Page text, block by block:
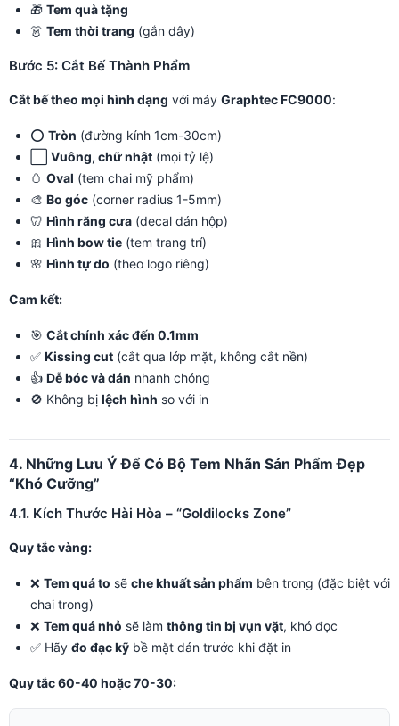
🎁 Tem quà tặng
👗 Tem thời trang (gắn dây)
Bước 5: Cắt Bế Thành Phẩm
Cắt bế theo mọi hình dạng với máy Graphtec FC9000:
⭕ Tròn (đường kính 1cm-30cm)
Vuông, chữ nhật (mọi tỷ lệ)
🥚 Oval (tem chai mỹ phẩm)
🎨 Bo góc (corner radius 1-5mm)
🦷 Hình răng cưa (decal dán hộp)
🎀 Hình bow tie (tem trang trí)
🌸 Hình tự do (theo logo riêng)
Cam kết:
🎯 Cắt chính xác đến 0.1mm
✅ Kissing cut (cắt qua lớp mặt, không cắt nền)
👍 Dễ bóc và dán nhanh chóng
🚫 Không bị lệch hình so với in
4. Những Lưu Ý Để Có Bộ Tem Nhãn Sản Phẩm Đẹp
“Khó Cưỡng”
4.1. Kích Thước Hài Hòa – “Goldilocks Zone”
Quy tắc vàng:
❌ Tem quá to sẽ che khuất sản phẩm bên trong (đặc biệt với
chai trong)
❌ Tem quá nhỏ sẽ làm thông tin bị vụn vặt, khó đọc
✅ Hãy đo đạc kỹ bề mặt dán trước khi đặt in
Quy tắc 60-40 hoặc 70-30: